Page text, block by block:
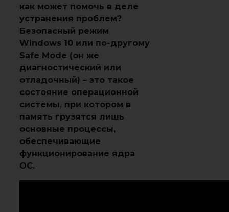
как может помочь в деле
устранения проблем?
Безопасный режим
Windows 10 или по-другому
Safe Mode (он же
диагностический или
отладочный) – это такое
состояние операционной
системы, при котором в
память грузятся лишь
основные процессы,
обеспечивающие
функционирование ядра
ОС.